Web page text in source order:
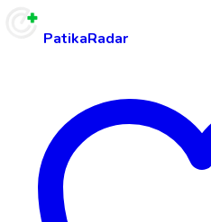
PatikaRadar